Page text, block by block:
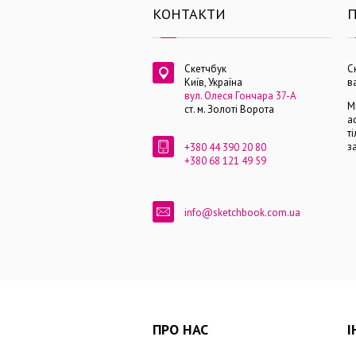
КОНТАКТИ
Скетчбук
Київ, Україна
вул. Олеся Гончара 37-А
ст. м. Золоті Ворота
+380 44 390 20 80
+380 68 121 49 59
info@sketchbook.com.ua
ПРО НАС